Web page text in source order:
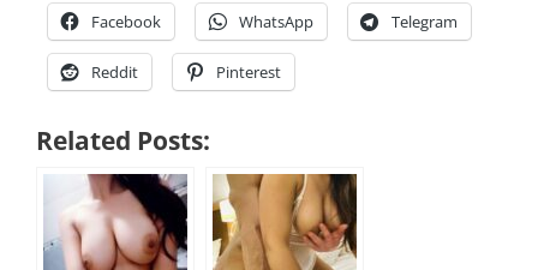
Facebook WhatsApp Telegram
Reddit Pinterest
Related Posts: